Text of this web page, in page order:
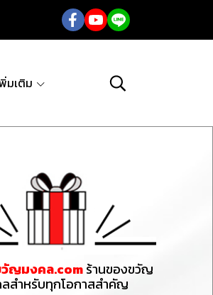
มเติม
ญมงคล.comร้านของขวัญ
สำหรับทุกโอกาสสำคัญ